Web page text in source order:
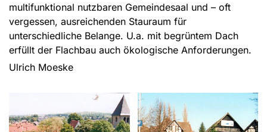
multifunktional nutzbaren Gemeindesaal und – oft
vergessen, ausreichenden Stauraum für
unterschiedliche Belange. U.a. mit begrüntem Dach
erfüllt der Flachbau auch ökologische Anforderungen.
Ulrich Moeske